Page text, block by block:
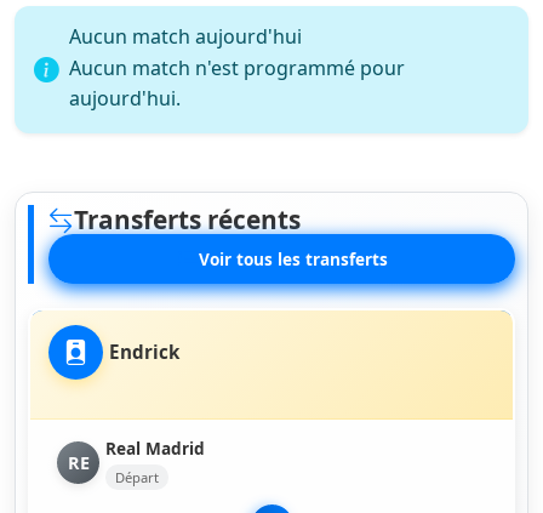
Aucun match aujourd'hui
Aucun match n'est programmé pour
aujourd'hui.
Transferts récents
Voir tous les transferts
Endrick
RE
Real Madrid
Départ